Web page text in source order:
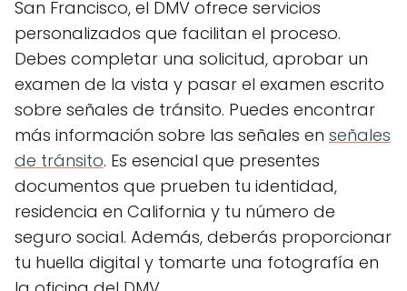
San Francisco, el DMV ofrece servicios
personalizados que facilitan el proceso.
Debes completar una solicitud, aprobar un
examen de la vista y pasar el examen escrito
sobre señales de tránsito. Puedes encontrar
más información sobre las señales en señales
de tránsito. Es esencial que presentes
documentos que prueben tu identidad,
residencia en California y tu número de
seguro social. Además, deberás proporcionar
tu huella digital y tomarte una fotografía en